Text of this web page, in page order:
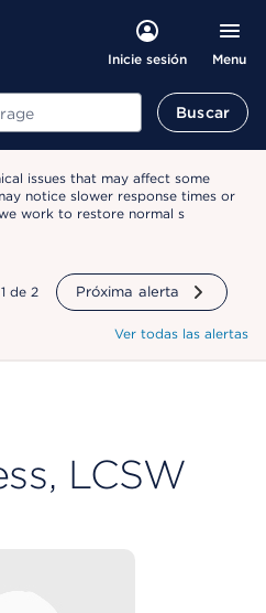
Inicie sesión Menu
Buscar
issues that may affect some
notice slower response times or
work to restore normal s
mostrando
1 de 2 Próxima alerta
Ver todas las alertas
LCSW